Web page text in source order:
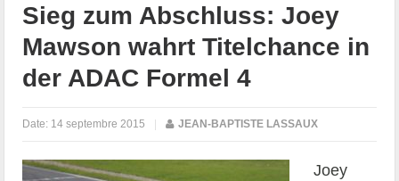
Sieg zum Abschluss: Joey
Mawson wahrt Titelchance in
der ADAC Formel 4
Date: 14 septembre 2015 | JEAN-BAPTISTE LASSAUX
Joey